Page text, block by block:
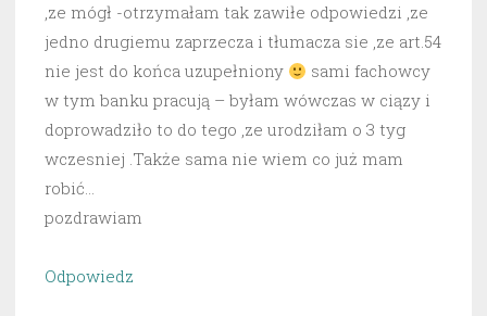
,ze mógł -otrzymałam tak zawiłe odpowiedzi ,ze
jedno drugiemu zaprzecza i tłumacza sie ,ze art.54
nie jest do końca uzupełniony
sami fachowcy
w tym banku pracują – byłam wówczas w ciązy i
doprowadziło to do tego ,ze urodziłam o 3 tyg
wczesniej .Także sama nie wiem co już mam
robić…
pozdrawiam
Odpowiedz